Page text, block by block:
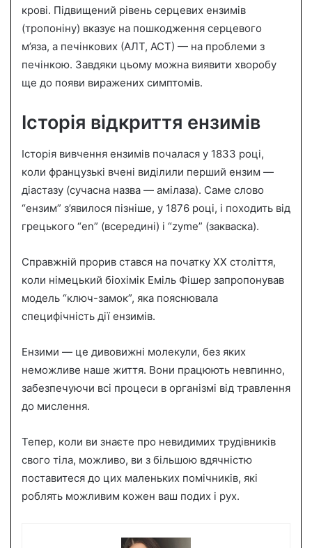
крові. Підвищений рівень серцевих ензимів
(тропоніну) вказує на пошкодження серцевого
м’яза, а печінкових (АЛТ, АСТ) — на проблеми з
печінкою. Завдяки цьому можна виявити хворобу
ще до появи виражених симптомів.
Історія відкриття ензимів
Історія вивчення ензимів почалася у 1833 році,
коли французькі вчені виділили перший ензим —
діастазу (сучасна назва — амілаза). Саме слово
“ензим” з’явилося пізніше, у 1876 році, і походить від
грецького “en” (всередині) і “zyme” (закваска).
Справжній прорив стався на початку XX століття,
коли німецький біохімік Еміль Фішер запропонував
модель “ключ-замок”, яка пояснювала
специфічність дії ензимів.
Ензими — це дивовижні молекули, без яких
неможливе наше життя. Вони працюють невпинно,
забезпечуючи всі процеси в організмі від травлення
до мислення.
Тепер, коли ви знаєте про невидимих трудівників
свого тіла, можливо, ви з більшою вдячністю
поставитеся до цих маленьких помічників, які
роблять можливим кожен ваш подих і рух.